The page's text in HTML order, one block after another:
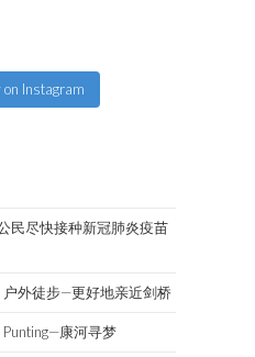
on Instagram
民尽快接种新冠肺炎疫苗
户外徒步—更好地亲近剑桥
Punting—康河寻梦